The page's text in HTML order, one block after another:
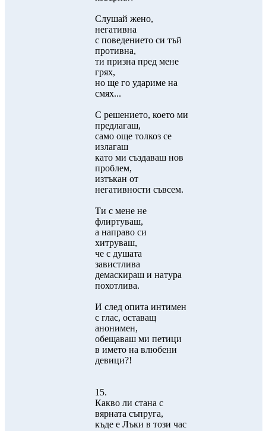
Слушай жено,
негативна
с поведението си тъй
противна,
ти призна пред мене
грях,
но ще го удариме на
смях...
С решението, което ми
предлагаш,
само още толкоз се
излагаш
като ми създаваш нов
проблем,
изтъкан от
негативности съвсем.
Ти с мене не
флиртуваш,
а направо си
хитруваш,
че с душата
завистлива
демаскираш и натура
похотлива.
И след опита интимен
с глас, оставащ
анонимен,
обещаваш ми петици
в името на влюбени
девици?!
15.
Какво ли стана с
вярната съпруга,
къде е Лъки в този час